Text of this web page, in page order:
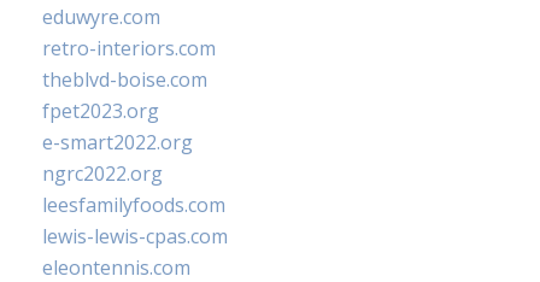
eduwyre.com
retro-interiors.com
theblvd-boise.com
fpet2023.org
e-smart2022.org
ngrc2022.org
leesfamilyfoods.com
lewis-lewis-cpas.com
eleontennis.com